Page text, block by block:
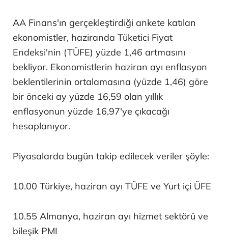
AA Finans'ın gerçekleştirdiği ankete katılan
ekonomistler, haziranda Tüketici Fiyat
Endeksi'nin (TÜFE) yüzde 1,46 artmasını
bekliyor. Ekonomistlerin haziran ayı enflasyon
beklentilerinin ortalamasına (yüzde 1,46) göre
bir önceki ay yüzde 16,59 olan yıllık
enflasyonun yüzde 16,97'ye çıkacağı
hesaplanıyor.
Piyasalarda bugün takip edilecek veriler şöyle:
10.00 Türkiye, haziran ayı TÜFE ve Yurt içi ÜFE
10.55 Almanya, haziran ayı hizmet sektörü ve
bileşik PMI